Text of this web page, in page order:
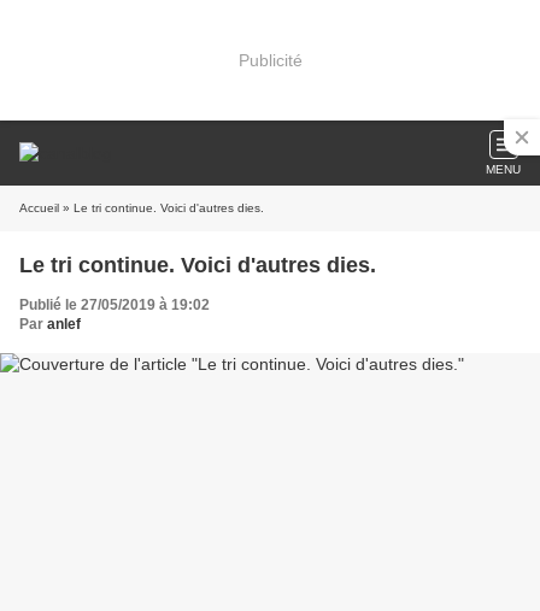
Publicité
MENU
Accueil » Le tri continue. Voici d'autres dies.
Le tri continue. Voici d'autres dies.
Publié le 27/05/2019 à 19:02
Par anlef